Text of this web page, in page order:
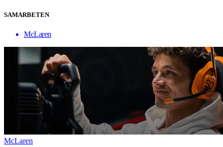
SAMARBETEN
McLaren
McLaren